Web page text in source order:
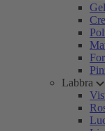
Labbra